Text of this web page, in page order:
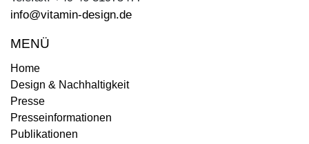
info@vitamin-design.de
MENÜ
Home
Design & Nachhaltigkeit
Presse
Presseinformationen
Publikationen